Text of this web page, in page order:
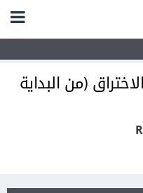
(من البداية